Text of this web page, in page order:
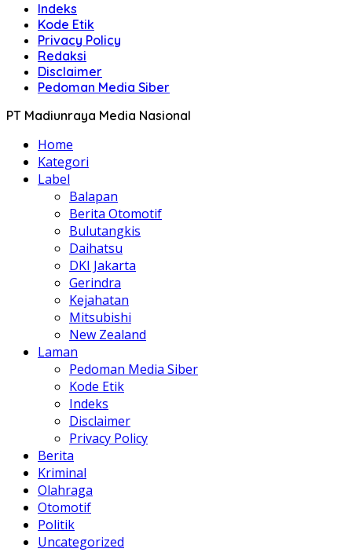
Indeks
Kode Etik
Privacy Policy
Redaksi
Disclaimer
Pedoman Media Siber
PT Madiunraya Media Nasional
Home
Kategori
Label
Balapan
Berita Otomotif
Bulutangkis
Daihatsu
DKI Jakarta
Gerindra
Kejahatan
Mitsubishi
New Zealand
Laman
Pedoman Media Siber
Kode Etik
Indeks
Disclaimer
Privacy Policy
Berita
Kriminal
Olahraga
Otomotif
Politik
Uncategorized